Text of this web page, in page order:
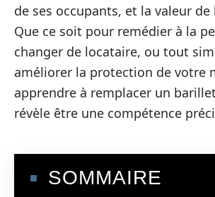
de ses occupants, et la valeur
Que ce soit pour remédier à la
changer de locataire, ou tout
améliorer la protection de votre
apprendre à remplacer un
révèle être une compétence
SOMMAIRE